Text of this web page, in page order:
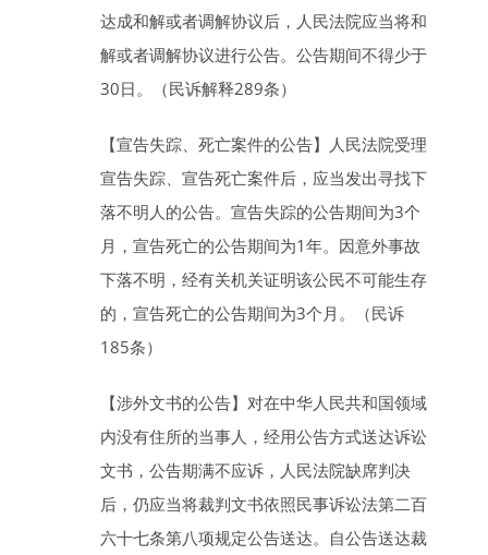
达成和解或者调解协议后，人民法院应当将和
解或者调解协议进行公告。公告期间不得少于
30日。（民诉解释289条）
【宣告失踪、死亡案件的公告】 人民法院受理
宣告失踪、宣告死亡案件后，应当发出寻找下
落不明人的公告。宣告失踪的公告期间为3个
月 ，宣告死亡的公告期间为1年。因意外事故
下落不明，经有关机关证明该公民不可能生存
的，宣告死亡的公告期间为3个月 。（民诉
185条）
【涉外文书的公告】对在中华人民共和国领域
内没有住所的当事人，经用公告方式送达诉讼
文书，公告期满不应诉，人民法院缺席判决
后，仍应当将裁判文书依照民事诉讼法第二百
六十七条第八项规定公告送达。自公告送达裁